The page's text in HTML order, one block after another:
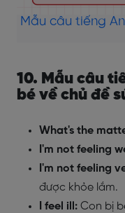
Mẫu câu tiếng
10. Mẫu câu
bé về chủ đề
What's the
I'm not feeling
I'm not feeling
được khỏe lắm.
I feel ill: Con bị